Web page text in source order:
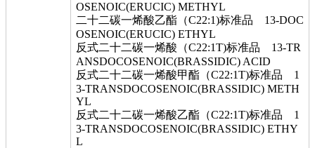
OSENOIC(ERUCIC) METHYL
二十二碳一烯酸乙酯（C22:1)标准品 13-DOC
OSENOIC(ERUCIC) ETHYL
反式二十二碳一烯酸（C22:1T)标准品 13-TR
ANSDOCOSENOIC(BRASSIDIC) ACID
反式二十二碳一烯酸甲酯（C22:1T)标准品 1
3-TRANSDOCOSENOIC(BRASSIDIC) METH
YL
反式二十二碳一烯酸乙酯（C22:1T)标准品 1
3-TRANSDOCOSENOIC(BRASSIDIC) ETHY
L